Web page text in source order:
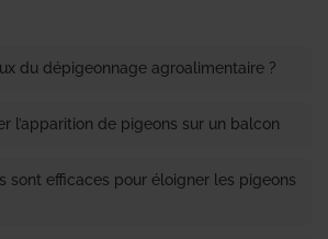
du dépigeonnage agroalimentaire ?
l’apparition de pigeons sur un balcon
sont efficaces pour éloigner les pigeons